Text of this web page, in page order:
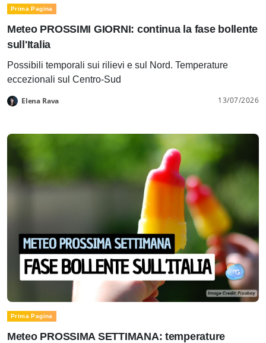
Prima Pagina
Meteo PROSSIMI GIORNI: continua la fase bollente
sull'Italia
Possibili temporali sui rilievi e sul Nord. Temperature
eccezionali sul Centro-Sud
Elena Rava 13/07/2026
Prima Pagina
Meteo PROSSIMA SETTIMANA: temperature